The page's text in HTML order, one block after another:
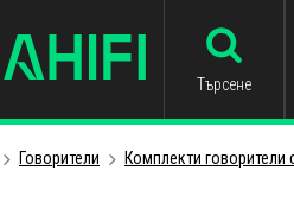
Търсене
Говорители Комплекти